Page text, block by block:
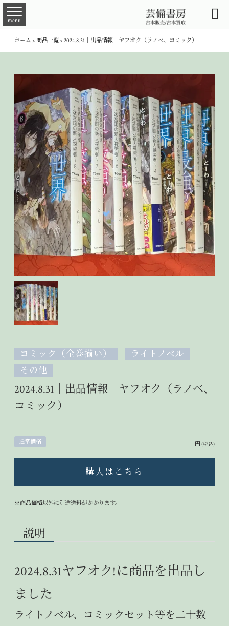
menu 
ホーム > 商品一覧> 2024.8.31｜出品情報｜ヤフオク（ラノベ、コミック）
コミック（全巻揃い）
ライトノベル
その他
2024.8.31｜出品情報｜ヤフオク（ラノベ、
コミック）
通常価格 円(税込)
購入はこちら
※商品価格以外に別途送料がかかります。
説明
2024.8.31ヤフオク!に商品を出品し
ました
ライトノベル、コミックセット等を二十数